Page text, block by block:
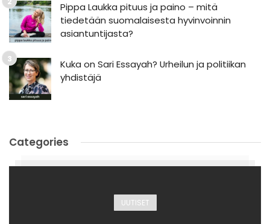
Pippa Laukka pituus ja paino – mitä
tiedetään suomalaisesta hyvinvoinnin
asiantuntijasta?
Kuka on Sari Essayah? Urheilun ja politiikan
yhdistäjä
Categories
UUTISET